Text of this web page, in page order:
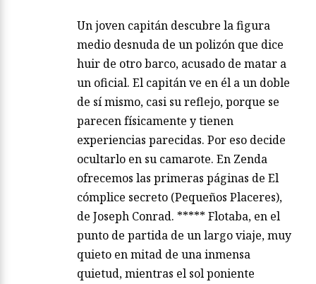
Un joven capitán descubre la figura
medio desnuda de un polizón que dice
huir de otro barco, acusado de matar a
un oficial. El capitán ve en él a un doble
de sí mismo, casi su reflejo, porque se
parecen físicamente y tienen
experiencias parecidas. Por eso decide
ocultarlo en su camarote. En Zenda
ofrecemos las primeras páginas de El
cómplice secreto (Pequeños Placeres),
de Joseph Conrad. ***** Flotaba, en el
punto de partida de un largo viaje, muy
quieto en mitad de una inmensa
quietud, mientras el sol poniente